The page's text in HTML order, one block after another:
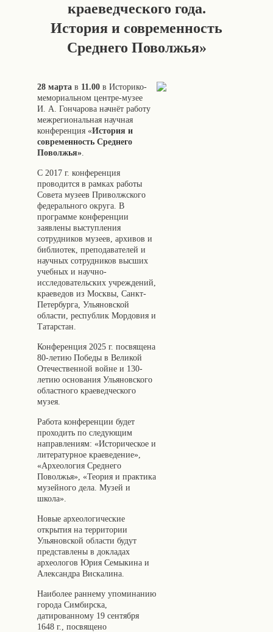
краеведческого года.
История и современность
Среднего Поволжья»
28 марта в 11.00 в Историко-
мемориальном центре-музее
И. А. Гончарова начнёт работу
межрегиональная научная
конференция «История и
современность Среднего
Поволжья».
С 2017 г. конференция
проводится в рамках работы
Совета музеев Приволжского
федерального округа. В
программе конференции
заявлены выступления
сотрудников музеев, архивов и
библиотек, преподавателей и
научных сотрудников высших
учебных и научно-
исследовательских учреждений,
краеведов из Москвы, Санкт-
Петербурга, Ульяновской
области, республик Мордовия и
Татарстан.
Конференция 2025 г. посвящена
80-летию Победы в Великой
Отечественной войне и 130-
летию основания Ульяновского
областного краеведческого
музея.
Работа конференции будет
проходить по следующим
направлениям: «Историческое и
литературное краеведение»,
«Археология Среднего
Поволжья», «Теория и практика
музейного дела. Музей и
школа».
Новые археологические
открытия на территории
Ульяновской области будут
представлены в докладах
археологов Юрия Семыкина и
Александра Вискалина.
Наиболее раннему упоминанию
города Симбирска,
датированному 19 сентября
1648 г., посвящено